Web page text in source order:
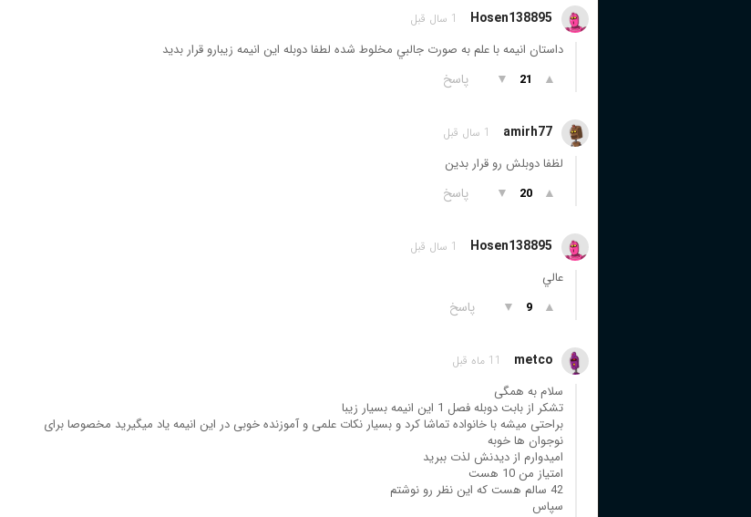
Hosen138895 1 سال قبل
داستان انيمه با علم به صورت جالبي مخلوط شده لطفا دوبله اين انيمه زيبارو قرار بديد
▲
21
▼ پاسخ
amirh77 1 سال قبل
لظفا دوبلش رو قرار بدین
▲
20
▼ پاسخ
Hosen138895 1 سال قبل
عالي
▲
9
▼ پاسخ
metco 11 ماه قبل
سلام به همگی
تشکر از بابت دوبله فصل 1 این انیمه بسیار زیبا
براحتی میشه با خانواده تماشا کرد و بسیار نکات علمی و آموزنده خوبی در این انیمه یاد میگیرید مخصوصا برای
نوجوان ها خوبه
امیدوارم از دیدنش لذت ببرید
امتیاز من 10 هست
42 سالم هست که این نظر رو نوشتم
سپاس